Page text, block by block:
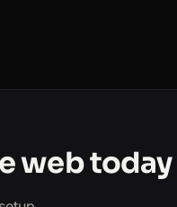
web today